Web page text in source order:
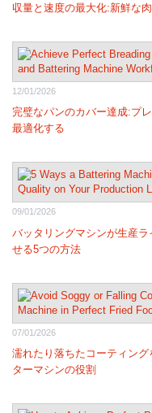
収量と速度の最大化:新鮮な
12/01/2026
完璧なパンのカバー達成:プ
最適化する
09/01/2026
バッタリングマシンが生産
せる5つの方法
07/01/2026
濡れたり落ちたコーティン
ターマシンの役割